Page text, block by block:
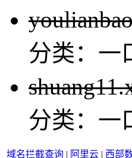
分类：一
分类：一
域名拦截查询 | 阿里云 | 西部